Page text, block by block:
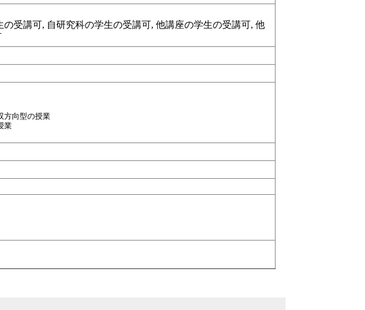
受講可, 自研究科の学生の受講可, 他講座の学生の受講可, 他
方向型の授業
業